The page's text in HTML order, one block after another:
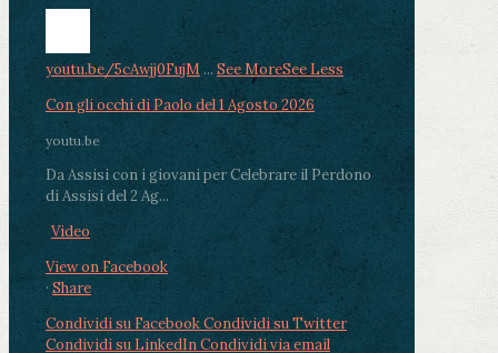
youtu.be/5cAwjj0FujM ... See MoreSee Less
Con gli occhi di Paolo del 1 Agosto 2026
youtu.be
Da Assisi con i giovani per Celebrare il Perdono
di Assisi del 2 Ag...
Video
View on Facebook
· Share
Condividi su FacebookCondividi su Twitter
Condividi su LinkedInCondividi via email